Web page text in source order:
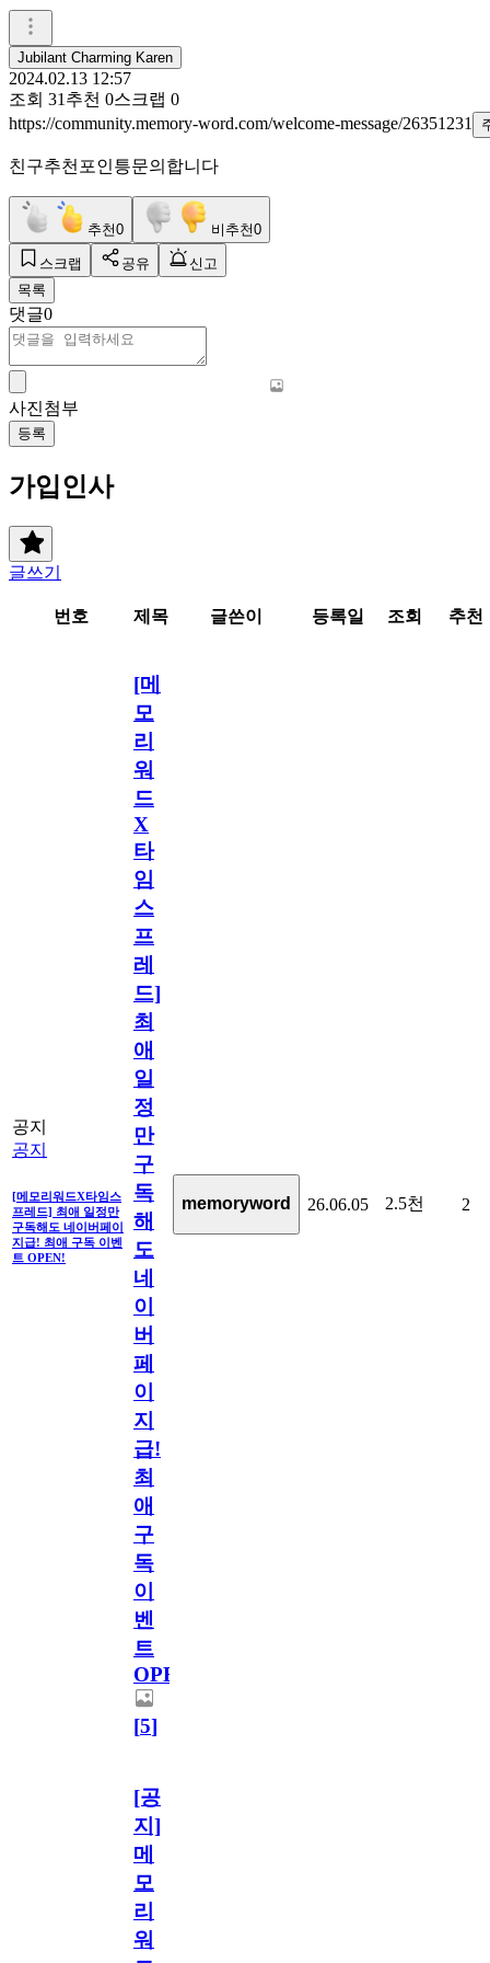
Jubilant Charming Karen
2024.02.13 12:57
조회 31 추천 0스크랩 0
https://community.memory-word.com/welcome-message/26351231
친구추천포인틍문의합니다
추천0 비추천0
스크랩 공유
신고
목록
댓글0
사진첨부
등록
가입인사
글쓰기
번호 제목 글쓴이 등록일 조회 추천
공지
공지
[메모리워드X타임스
프레드] 최애 일정만
구독해도 네이버페이
지급! 최애 구독 이벤
트 OPEN!
[메
모
리
워
드
X
타
임
스
프
레
드]
최
애
일
정
만
구
독
해
도
네
이
버
페
이
지
급!
최
애
구
독
이
벤
트
OPEN!
[5]
memoryword 26.06.05 2.5천 2
[공
지]
메
모
리
워